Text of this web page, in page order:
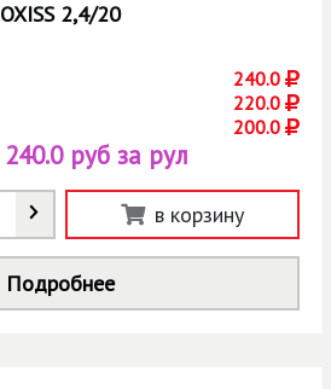
OXISS 2,4/20
240.0
220.0
200.0
240.0 руб за рул
в корзину
Подробнее